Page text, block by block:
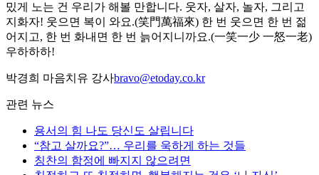
밌게 노는 건 우리가 해볼 만합니다. 웃자, 살자, 놀자, 그리고
지화자! 웃으면 복이 와요.(笑門萬福來) 한 번 웃으면 한 번 젊
어지고, 한 번 화내면 한 번 늙어지니까요.(一笑一少 一怒一老)
우하하하!
박경희 마음치유 강사bravo@etoday.co.kr
관련 뉴스
용서의 힘 나도 당신도 살립니다
“참고 살까요?”… 우리를 욱하게 하는 것들
칭찬의 함정에 빠지지 않으려면